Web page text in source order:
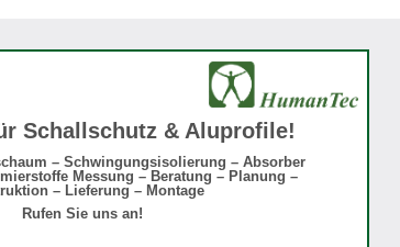
Schallschutz & Aluprofile!
– Schwingungsisolierung – Absorber
Messung – Beratung – Planung –
– Lieferung – Montage
Rufen Sie uns an!